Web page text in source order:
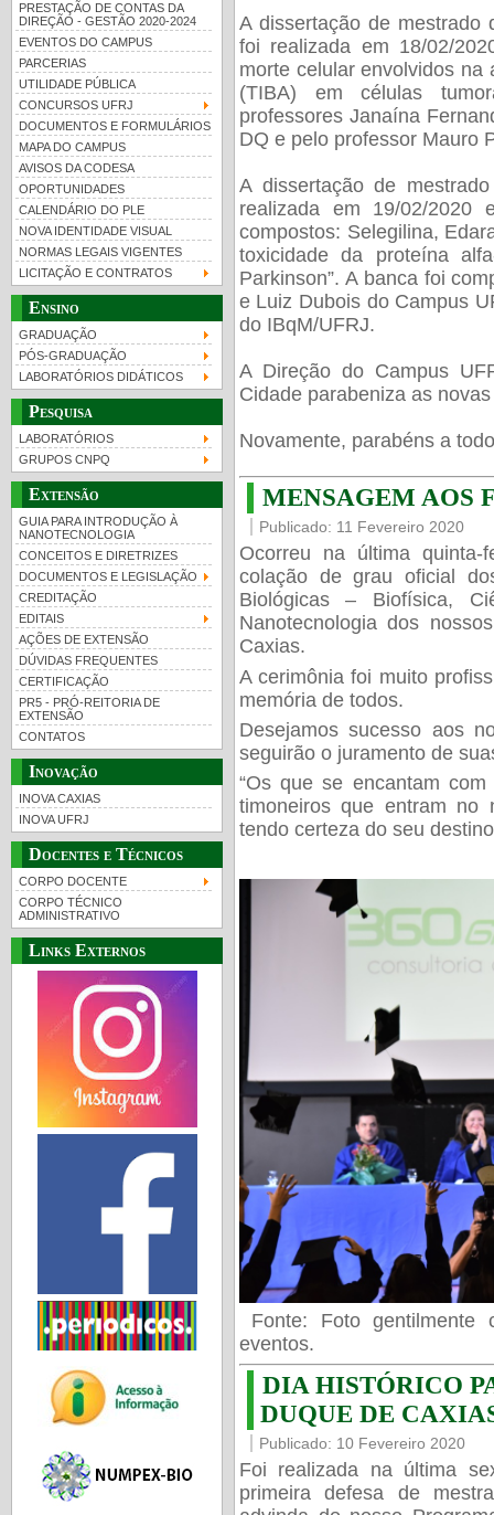
PRESTAÇÃO DE CONTAS DA
DIREÇÃO - GESTÃO 2020-2024
EVENTOS DO CAMPUS
PARCERIAS
UTILIDADE PÚBLICA
CONCURSOS UFRJ
DOCUMENTOS E FORMULÁRIOS
MAPA DO CAMPUS
AVISOS DA CODESA
OPORTUNIDADES
CALENDÁRIO DO PLE
NOVA IDENTIDADE VISUAL
NORMAS LEGAIS VIGENTES
LICITAÇÃO E CONTRATOS
Ensino
GRADUAÇÃO
PÓS-GRADUAÇÃO
LABORATÓRIOS DIDÁTICOS
Pesquisa
LABORATÓRIOS
GRUPOS CNPQ
Extensão
GUIA PARA INTRODUÇÃO À
NANOTECNOLOGIA
CONCEITOS E DIRETRIZES
DOCUMENTOS E LEGISLAÇÃO
CREDITAÇÃO
EDITAIS
AÇÕES DE EXTENSÃO
DÚVIDAS FREQUENTES
CERTIFICAÇÃO
PR5 - PRÓ-REITORIA DE
EXTENSÃO
CONTATOS
Inovação
INOVA CAXIAS
INOVA UFRJ
Docentes e Técnicos
CORPO DOCENTE
CORPO TÉCNICO
ADMINISTRATIVO
Links Externos
A dissertação de mestrado
foi realizada em 18/02/
morte celular envolvidos na
(TIBA) em células
professores Janaína
DQ e pelo professor Mauro
A dissertação de
realizada em 19/02/
compostos: Selegilina,
toxicidade da proteína
Parkinson”. A banca foi
e Luiz Dubois do Campus
do IBqM/UFRJ.
A Direção do Campus
Cidade parabeniza as
Novamente, parabéns a
MENSAGEM AOS
Publicado: 11 Fevereiro 2020
Ocorreu na última
colação de grau oficial
Biológicas – Biofísica,
Nanotecnologia dos
Caxias.
A cerimônia foi muito
memória de todos.
Desejamos sucesso aos
seguirão o juramento de
“Os que se encantam
timoneiros que entram no
tendo certeza do seu
Fonte: Foto gentilmente
eventos.
DIA HISTÓRICO
DUQUE DE
Publicado: 10 Fevereiro 2020
Foi realizada na última
primeira defesa de
UFRJ 100 anos